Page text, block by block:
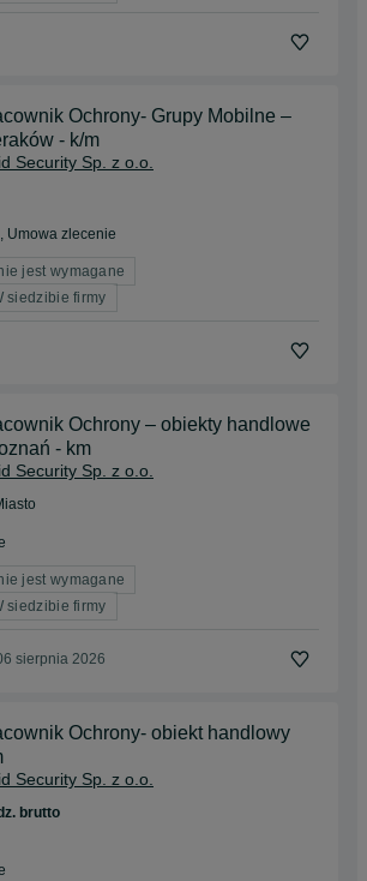
Ochrony- Grupy Mobilne –
- k/m
Security Sp. z o.o.
Umowa zlecenie
jest wymagane
siedzibie firmy
Ochrony – obiekty handlowe
- km
Security Sp. z o.o.
jest wymagane
siedzibie firmy
sierpnia 2026
Ochrony- obiekt handlowy
Security Sp. z o.o.
brutto